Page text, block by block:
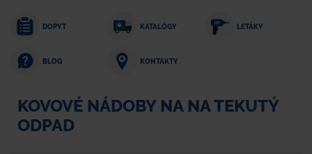
DOPYT KATALÓGY LETÁKY
BLOG KONTAKTY
KOVOVÉ NÁDOBY NA NA TEKUTÝ
ODPAD